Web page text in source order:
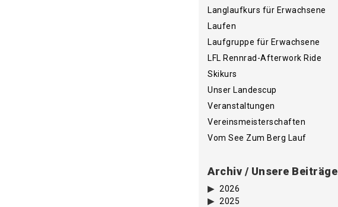
Langlaufkurs für Erwachsene
Laufen
Laufgruppe für Erwachsene
LFL Rennrad-Afterwork Ride
Skikurs
Unser Landescup
Veranstaltungen
Vereinsmeisterschaften
Vom See Zum Berg Lauf
Archiv / Unsere Beiträge
2026
2025